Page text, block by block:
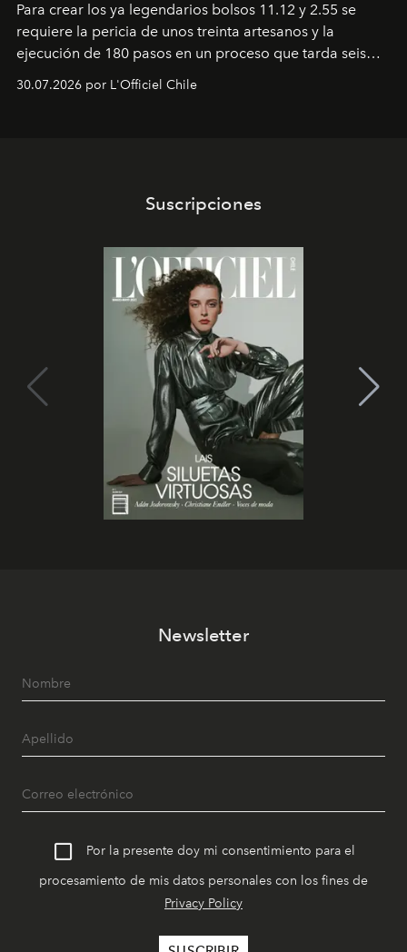
Para crear los ya legendarios bolsos 11.12 y 2.55 se
requiere la pericia de unos treinta artesanos y la
ejecución de 180 pasos en un proceso que tarda seis
semanas. Los expertos ponen en práctica una técnica
que se enseña solamente en la escuela de formación de
30.07.2026 por L'Officiel Chile
Suscripciones
Newsletter
Por la presente doy mi consentimiento para el
procesamiento de mis datos personales con los fines de
Privacy Policy